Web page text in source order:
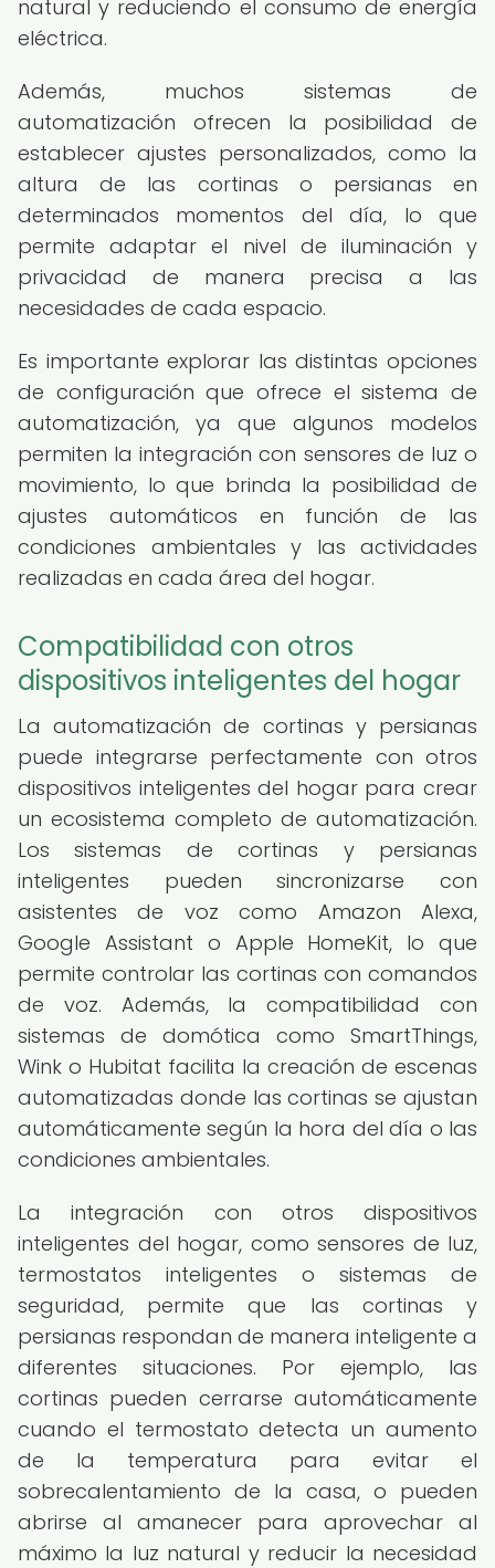
natural y reduciendo el consumo de energía
eléctrica.
Además, muchos sistemas de
automatización ofrecen la posibilidad de
establecer ajustes personalizados, como la
altura de las cortinas o persianas en
determinados momentos del día, lo que
permite adaptar el nivel de iluminación y
privacidad de manera precisa a las
necesidades de cada espacio.
Es importante explorar las distintas opciones
de configuración que ofrece el sistema de
automatización, ya que algunos modelos
permiten la integración con sensores de luz o
movimiento, lo que brinda la posibilidad de
ajustes automáticos en función de las
condiciones ambientales y las actividades
realizadas en cada área del hogar.
Compatibilidad con otros
dispositivos inteligentes del hogar
La automatización de cortinas y persianas
puede integrarse perfectamente con otros
dispositivos inteligentes del hogar para crear
un ecosistema completo de automatización.
Los sistemas de cortinas y persianas
inteligentes pueden sincronizarse con
asistentes de voz como Amazon Alexa,
Google Assistant o Apple HomeKit, lo que
permite controlar las cortinas con comandos
de voz. Además, la compatibilidad con
sistemas de domótica como SmartThings,
Wink o Hubitat facilita la creación de escenas
automatizadas donde las cortinas se ajustan
automáticamente según la hora del día o las
condiciones ambientales.
La integración con otros dispositivos
inteligentes del hogar, como sensores de luz,
termostatos inteligentes o sistemas de
seguridad, permite que las cortinas y
persianas respondan de manera inteligente a
diferentes situaciones. Por ejemplo, las
cortinas pueden cerrarse automáticamente
cuando el termostato detecta un aumento
de la temperatura para evitar el
sobrecalentamiento de la casa, o pueden
abrirse al amanecer para aprovechar al
máximo la luz natural y reducir la necesidad